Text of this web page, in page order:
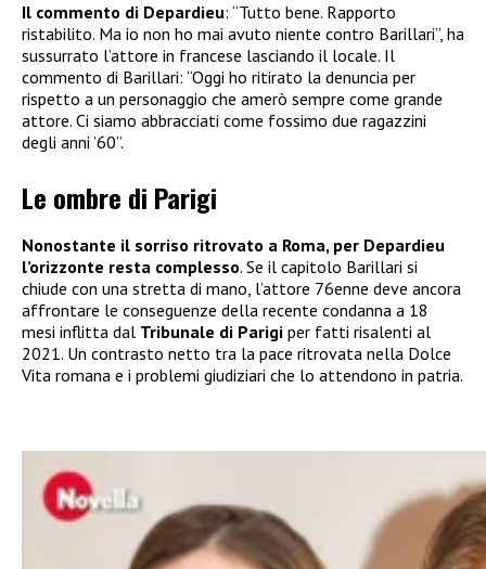
Il commento di Depardieu: “Tutto bene. Rapporto
ristabilito. Ma io non ho mai avuto niente contro Barillari”, ha
sussurrato l’attore in francese lasciando il locale. Il
commento di Barillari: “Oggi ho ritirato la denuncia per
rispetto a un personaggio che amerò sempre come grande
attore. Ci siamo abbracciati come fossimo due ragazzini
degli anni ’60”.
Le ombre di Parigi
Nonostante il sorriso ritrovato a Roma, per Depardieu
l’orizzonte resta complesso. Se il capitolo Barillari si
chiude con una stretta di mano, l’attore 76enne deve ancora
affrontare le conseguenze della recente condanna a 18
mesi inflitta dal Tribunale di Parigi per fatti risalenti al
2021. Un contrasto netto tra la pace ritrovata nella Dolce
Vita romana e i problemi giudiziari che lo attendono in patria.